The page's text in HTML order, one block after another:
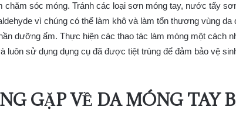
chăm sóc móng. Tránh các loại sơn móng tay, nước tẩy
vì chúng có thể làm khô và làm tổn thương vùng da
dưỡng ẩm. Thực hiện các thao tác làm móng một cách
luôn sử dụng dụng cụ đã được tiệt trùng để đảm bảo vệ
GẶP VỀ DA MÓNG TAY